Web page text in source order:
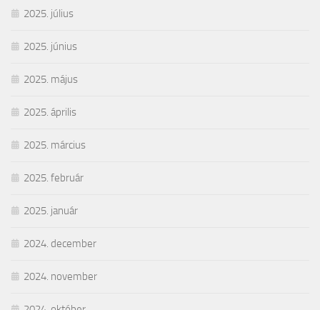
2025. július
2025. június
2025. május
2025. április
2025. március
2025. február
2025. január
2024. december
2024. november